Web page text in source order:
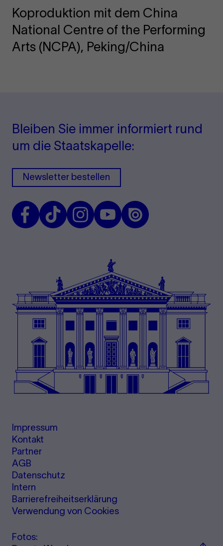
Koproduktion mit dem China
National Centre of the Performing
Arts (NCPA), Peking/China
Bleiben Sie immer informiert rund
um die Staatskapelle:
Newsletter bestellen
FacebookTikTok InstagramYoutubeIssuu
Impressum
Kontakt
Partner
AGB
Datenschutz
Intern
Barrierefreiheitserklärung
Verwendung von Cookies
Fotos: